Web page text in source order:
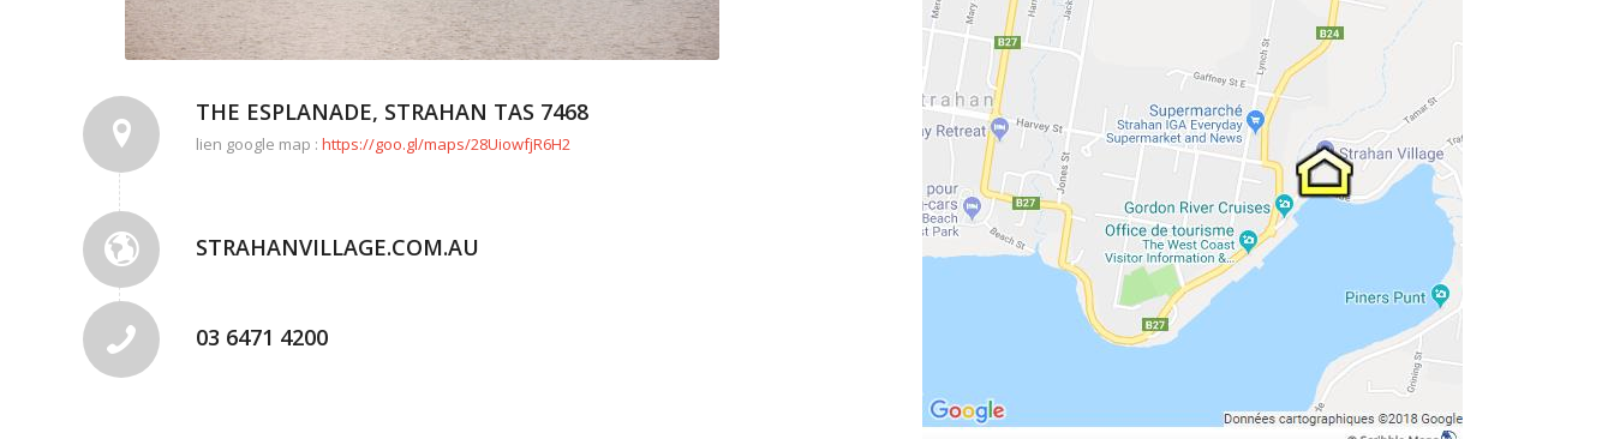
THE ESPLANADE, STRAHAN TAS 7468
lien google map : https://goo.gl/maps/28UiowfjR6H2
STRAHANVILLAGE.COM.AU
03 6471 4200